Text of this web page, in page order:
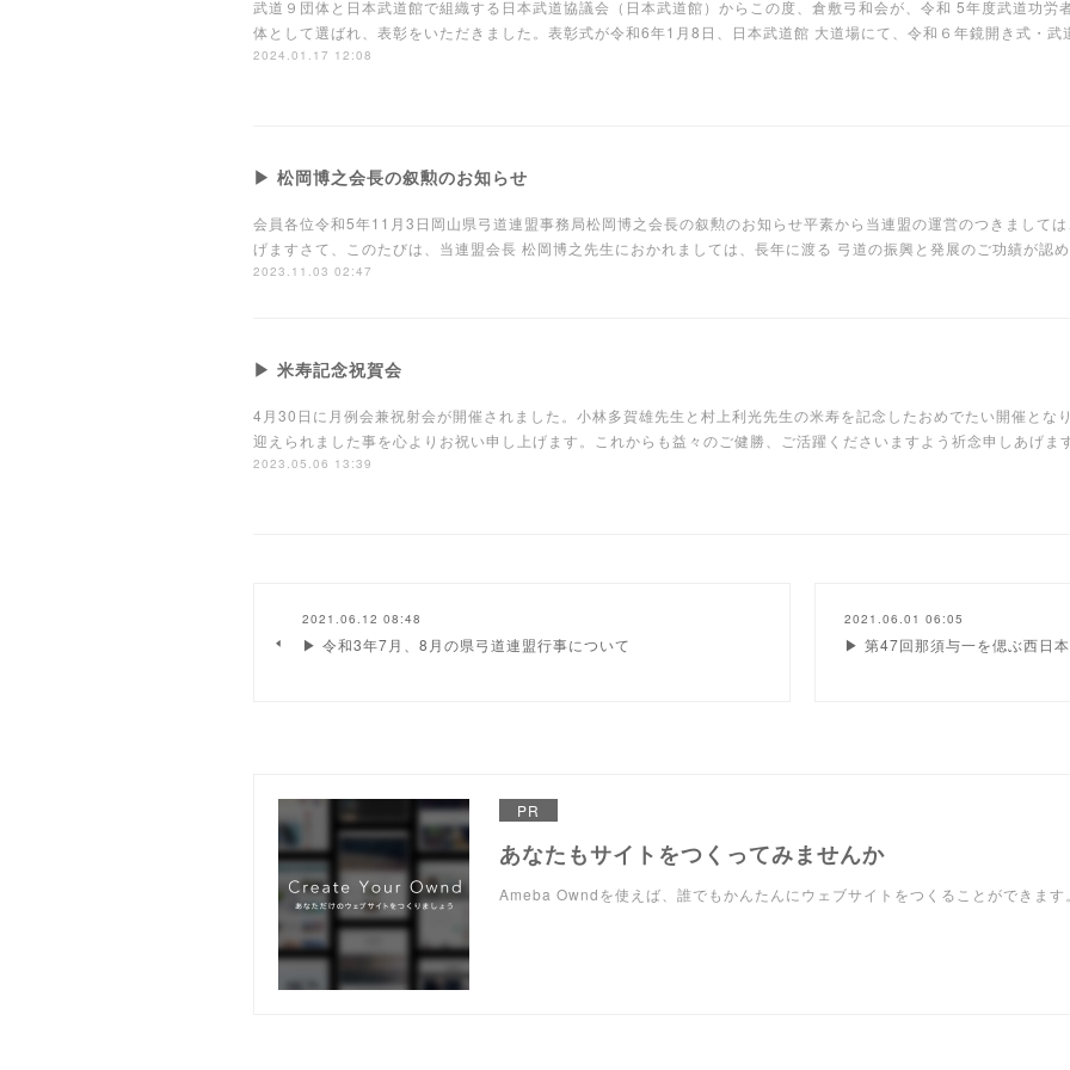
武道９団体と日本武道館で組織する日本武道協議会（日本武道館）からこの度、倉敷弓和会が、令和 5年度武道功労
体として選ばれ、表彰をいただきました。表彰式が令和6年1月8日、日本武道館 大道場にて、令和６年鏡開き式・武
2024.01.17 12:08
▶ 松岡博之会長の叙勲のお知らせ
会員各位令和5年11月3日岡山県弓道連盟事務局松岡博之会長の叙勲のお知らせ平素から当連盟の運営のつきまして
げますさて、このたびは、当連盟会長 松岡博之先生におかれましては、長年に渡る 弓道の振興と発展のご功績が認
2023.11.03 02:47
▶ 米寿記念祝賀会
4月30日に月例会兼祝射会が開催されました。小林多賀雄先生と村上利光先生の米寿を記念したおめでたい開催とな
迎えられました事を心よりお祝い申し上げます。これからも益々のご健勝、ご活躍くださいますよう祈念申しあげま
2023.05.06 13:39
2021.06.12 08:48
▶ 令和3年7月、8月の県弓道連盟行事について
2021.06.01 06:05
▶ 第47回那須与一を偲ぶ西日
PR
あなたもサイトをつくってみませんか
Ameba Owndを使えば、誰でもかんたんにウェブサイトをつくることができます。